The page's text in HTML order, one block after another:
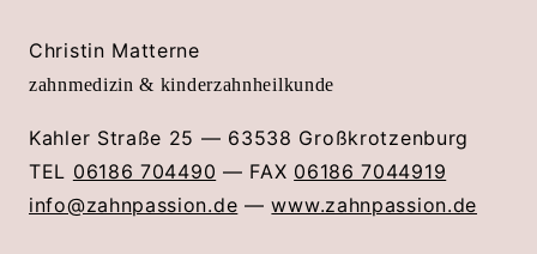
Christin Matterne
zahnmedizin & kinderzahnheilkunde
Kahler Straße 25 — 63538 Großkrotzenburg
TEL 06186 704490 — FAX 06186 7044919
info@zahnpassion.de —www.zahnpassion.de